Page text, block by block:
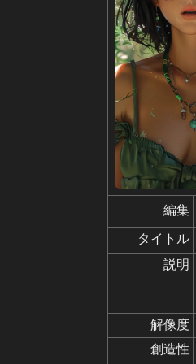
編集
タイトル
説明
解像度
創造性